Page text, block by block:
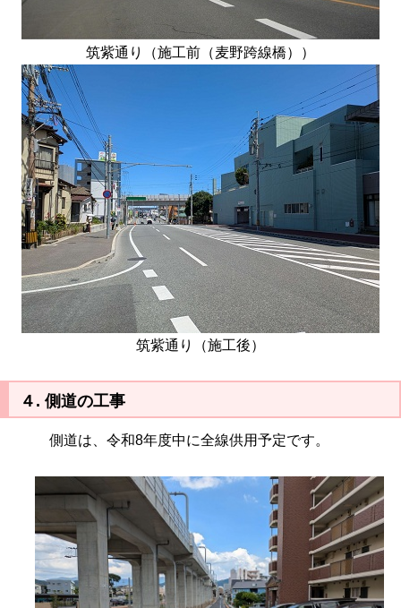
筑紫通り（施工前（麦野跨線橋））
筑紫通り（施工後）
４. 側道の工事
側道は、令和8年度中に全線供用予定です。